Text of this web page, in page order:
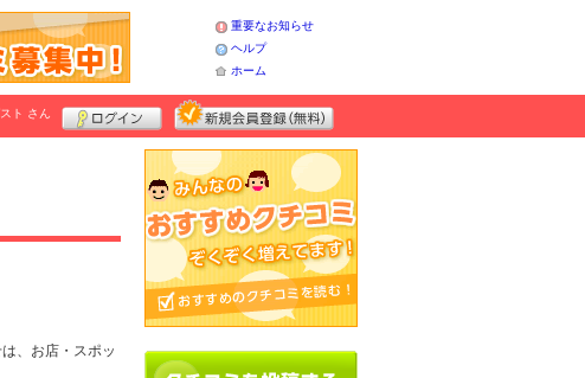
重要なお知らせ
ヘルプ
ホーム
ト さん
、お店・スポッ